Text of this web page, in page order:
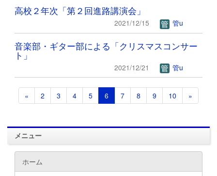
高校２年次「第２回進路講演会」
2021/12/15 管u
音楽部・ギター部による「クリスマスコンサー
ト」
2021/12/21 管u
« 2 3 4 5 6 7 8 9 10 »
メニュー
ホーム